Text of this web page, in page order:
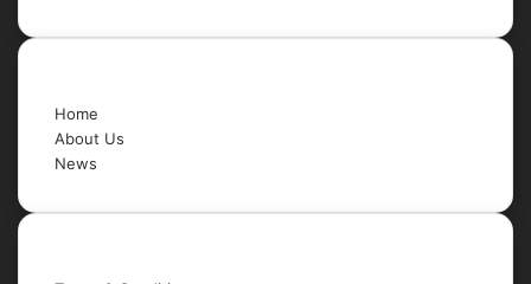
Home
About Us
News